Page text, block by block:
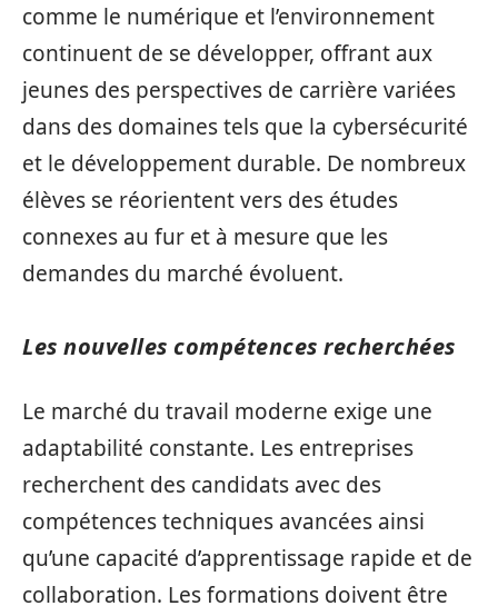
comme le numérique et l’environnement
continuent de se développer, offrant aux
jeunes des perspectives de carrière variées
dans des domaines tels que la cybersécurité
et le développement durable. De nombreux
élèves se réorientent vers des études
connexes au fur et à mesure que les
demandes du marché évoluent.
Les nouvelles compétences recherchées
Le marché du travail moderne exige une
adaptabilité constante. Les entreprises
recherchent des candidats avec des
compétences techniques avancées ainsi
qu’une capacité d’apprentissage rapide et de
collaboration. Les formations doivent être